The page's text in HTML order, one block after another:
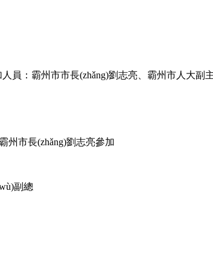
員：霸州市市長(zhǎng)劉志亮、霸州市人大
霸州市長(zhǎng)劉志亮參加
副總